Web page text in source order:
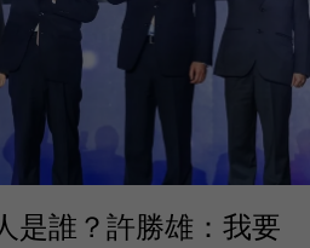
是誰？許勝雄：我要